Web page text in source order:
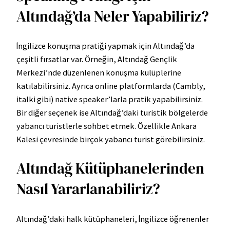
Altındağ’da Neler Yapabiliriz?
İngilizce konuşma pratiği yapmak için Altındağ’da
çeşitli fırsatlar var. Örneğin, Altındağ Gençlik
Merkezi’nde düzenlenen konuşma kulüplerine
katılabilirsiniz. Ayrıca online platformlarda (Cambly,
italki gibi) native speaker’larla pratik yapabilirsiniz.
Bir diğer seçenek ise Altındağ’daki turistik bölgelerde
yabancı turistlerle sohbet etmek. Özellikle Ankara
Kalesi çevresinde birçok yabancı turist görebilirsiniz.
Altındağ Kütüphanelerinden
Nasıl Yararlanabiliriz?
Altındağ’daki halk kütüphaneleri, İngilizce öğrenenler